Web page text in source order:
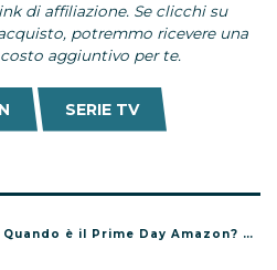
di affiliazione. Se clicchi su
potremmo ricevere una
aggiuntivo per te.
SERIE TV
Quando è il Prime Day Amazon? Date, come funziona e come prepararsi alle offerte